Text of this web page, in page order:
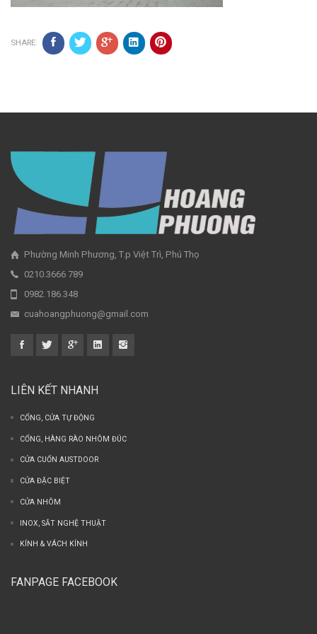
SHARE:
Phường Minh Phương, T.p Việt Trì, Phú Thọ
0210.3666 789
0982.186.348
cuahoangphuong@gmail.com
LIÊN KẾT NHANH
CỔNG, CỬA TỰ ĐỘNG
CỔNG, HÀNG RÀO NHÔM ĐÚC
CỬA CUỐN AUSTDOOR
CỬA ĐẶC BIỆT
CỬA NHÔM
INOX, SẮT NGHỆ THUẬT
KÍNH & VÁCH KÍNH
FANPAGE FACEBOOK